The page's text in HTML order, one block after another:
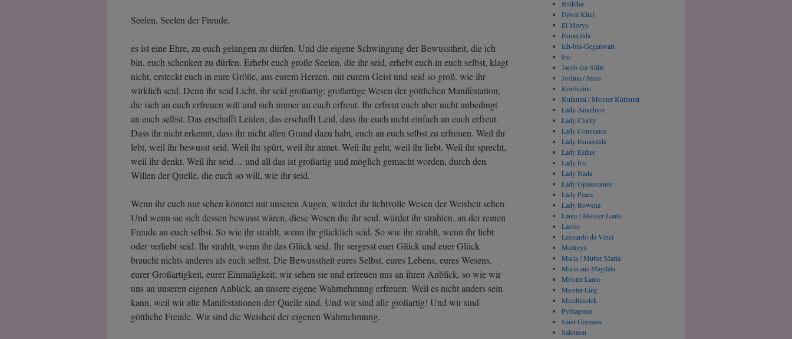
Seelen, Seelen der Freude,
es ist eine Ehre, zu euch gelangen zu dürfen. Und die eigene Schwingung der Bewusstheit, die ich
bin, euch schenken zu dürfen. Erhebt euch große Seelen, die ihr seid, erhebt euch in euch selbst, klagt
nicht, ersteckt euch in eure Größe, aus eurem Herzen, mit eurem Geist und seid so groß, wie ihr
wirklich seid. Denn ihr seid Licht, ihr seid großartig; großartige Wesen der göttlichen Manifestation,
die sich an euch erfreuen will und sich immer an euch erfreut. Ihr erfreut euch aber nicht unbedingt
an euch selbst. Das erschafft Leiden; das erschafft Leid, dass ihr euch nicht einfach an euch erfreut.
Dass ihr nicht erkennt, dass ihr nicht allen Grund dazu habt, euch an euch selbst zu erfreuen. Weil ihr
lebt, weil ihr bewusst seid. Weil ihr spürt, weil ihr atmet. Weil ihr geht, weil ihr liebt. Weil ihr sprecht,
weil ihr denkt. Weil ihr seid… und all das ist großartig und möglich gemacht worden, durch den
Willen der Quelle, die euch so will, wie ihr seid.
Wenn ihr euch nur sehen könntet mit unseren Augen, würdet ihr lichtvolle Wesen der Weisheit sehen.
Und wenn sie sich dessen bewusst wären, diese Wesen die ihr seid, würdet ihr strahlen, an der reinen
Freude an euch selbst. So wie ihr strahlt, wenn ihr glücklich seid. So wie ihr strahlt, wenn ihr liebt
oder verliebt seid. Ihr strahlt, wenn ihr das Glück seid. Ihr vergesst euer Glück und euer Glück
braucht nichts anderes als euch selbst. Die Bewusstheit eures Selbst, eures Lebens, eures Wesens,
eurer Großartigkeit, eurer Einmaligkeit; wir sehen sie und erfreuen uns an ihren Anblick, so wie wir
uns an unseren eigenen Anblick, an unsere eigene Wahrnehmung erfreuen. Weil es nicht anders sein
kann, weil wir alle Manifestationen der Quelle sind. Und wir sind alle großartig! Und wir sind
göttliche Freude. Wir sind die Weisheit der eigenen Wahrnehmung.
Buddha
Djwal Khul
El Morya
Esmeralda
Ich-bin-Gegenwart
Iris
Jacob der Stille
Joshua / Jesus
Konfuzius
Kuthumi / Meister Kuthumi
Lady Amethyst
Lady Clarity
Lady Constance
Lady Esmeralda
Lady Esther
Lady Iris
Lady Nada
Lady Opalescence
Lady Peace
Lady Rowena
Lanto / Meister Lanto
Laotse
Leonardo da Vinci
Maitreya
Maria / Mutter Maria
Maria aus Magdala
Meister Lanto
Meister Ling
Melchizedek
Pythagoras
Saint Germain
Salomon